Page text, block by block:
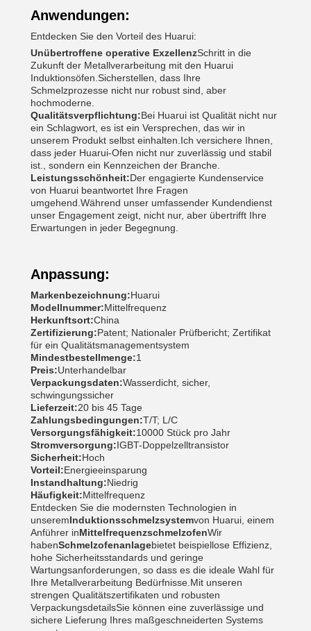
Anwendungen:
Entdecken Sie den Vorteil des Huarui:
Unübertroffene operative ExzellenzSchritt in die
Zukunft der Metallverarbeitung mit den Huarui
Induktionsöfen.Sicherstellen, dass Ihre
Schmelzprozesse nicht nur robust sind, aber
hochmoderne.
Qualitätsverpflichtung:Bei Huarui ist Qualität nicht nur
ein Schlagwort, es ist ein Versprechen, das wir in
unserem Produkt selbst einhalten.Ich versichere Ihnen,
dass jeder Huarui-Ofen nicht nur zuverlässig und stabil
ist., sondern ein Kennzeichen der Branche.
Leistungsschönheit:Der engagierte Kundenservice
von Huarui beantwortet Ihre Fragen
umgehend.Während unser umfassender Kundendienst
unser Engagement zeigt, nicht nur, aber übertrifft Ihre
Erwartungen in jeder Begegnung.
Anpassung:
Markenbezeichnung:Huarui
Modellnummer:Mittelfrequenz
Herkunftsort:China
Zertifizierung:Patent; Nationaler Prüfbericht; Zertifikat
für ein Qualitätsmanagementsystem
Mindestbestellmenge:1
Preis:Unterhandelbar
Verpackungsdaten:Wasserdicht, sicher,
schwingungssicher
Lieferzeit:20 bis 45 Tage
Zahlungsbedingungen:T/T; L/C
Versorgungsfähigkeit:10000 Stück pro Jahr
Stromversorgung:IGBT-Doppelzelltransistor
Sicherheit:Hoch
Vorteil:Energieeinsparung
Instandhaltung:Niedrig
Häufigkeit:Mittelfrequenz
Entdecken Sie die modernsten Technologien in
unseremInduktionsschmelzsystemvon Huarui, einem
Anführer inMittelfrequenzschmelzofenWir
habenSchmelzofenanlagebietet beispiellose Effizienz,
hohe Sicherheitsstandards und geringe
Wartungsanforderungen, so dass es die ideale Wahl für
Ihre Metallverarbeitung Bedürfnisse.Mit unseren
strengen Qualitätszertifikaten und robusten
VerpackungsdetailsSie können eine zuverlässige und
sichere Lieferung Ihres maßgeschneiderten Systems